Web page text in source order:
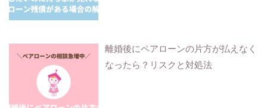
離婚後にペアローンの片方が払えなく
なったら？リスクと対処法